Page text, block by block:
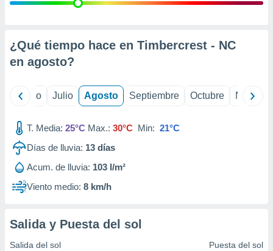
e
mediante
de
1199
¿Qué tiempo hace en Timbercrest - NC
en agosto?
Junio Julio Agosto Septiembre Octubre
T. Media: 25°C Max.: 30°C Min: 21°C
Días de lluvia: 13 días
Acum. de lluvia: 103 l/m²
Viento medio: 8 km/h
Salida y Puesta del sol
Salida del sol Puesta del sol